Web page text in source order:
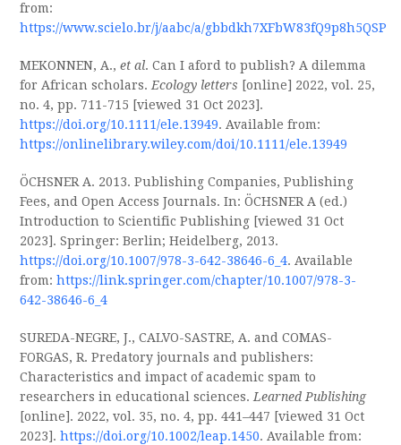
from:
https://www.scielo.br/j/aabc/a/gbbdkh7XFbW83fQ9p8h5QSP
MEKONNEN, A.,et al. Can I aford to publish? A dilemma
for African scholars.Ecology letters [online] 2022, vol. 25,
no. 4, pp. 711-715 [viewed 31 Oct 2023].
https://doi.org/10.1111/ele.13949. Available from:
https://onlinelibrary.wiley.com/doi/10.1111/ele.13949
ÖCHSNER A. 2013. Publishing Companies, Publishing
Fees, and Open Access Journals. In: ÖCHSNER A (ed.)
Introduction to Scientific Publishing [viewed 31 Oct
2023]. Springer: Berlin; Heidelberg, 2013.
https://doi.org/10.1007/978-3-642-38646-6_4. Available
from:https://link.springer.com/chapter/10.1007/978-3-
642-38646-6_4
SUREDA-NEGRE, J., CALVO-SASTRE, A. and COMAS-
FORGAS, R. Predatory journals and publishers:
Characteristics and impact of academic spam to
researchers in educational sciences.Learned Publishing
[online]. 2022, vol. 35, no. 4, pp. 441–447 [viewed 31 Oct
2023].https://doi.org/10.1002/leap.1450. Available from: